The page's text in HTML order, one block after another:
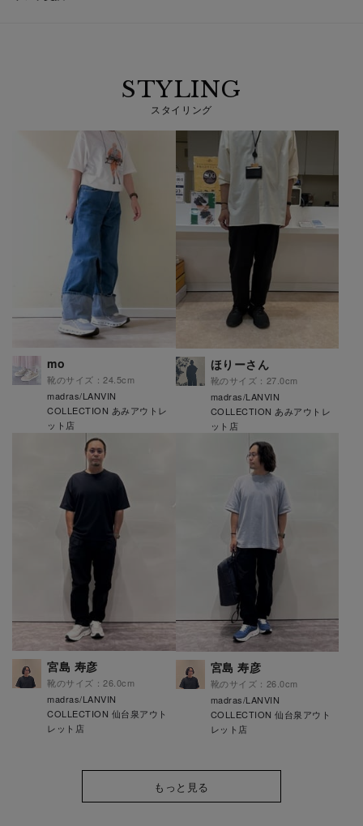
STYLING
スタイリング
mo
靴のサイズ：24.5cm
madras/LANVIN
COLLECTION あみアウトレ
ット店
ほりーさん
靴のサイズ：27.0cm
madras/LANVIN
COLLECTION あみアウトレ
ット店
宮島 寿彦
靴のサイズ：26.0cm
madras/LANVIN
COLLECTION 仙台泉アウト
レット店
宮島 寿彦
靴のサイズ：26.0cm
madras/LANVIN
COLLECTION 仙台泉アウト
レット店
もっと見る